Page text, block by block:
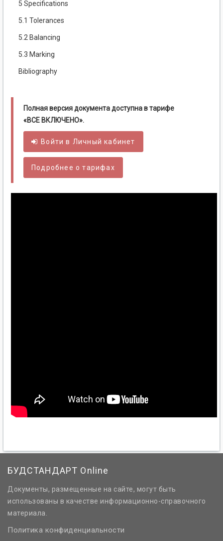
5 Specifications
5.1 Tolerances
5.2 Balancing
5.3 Marking
Bibliography
Полная версия документа доступна в тарифе
«ВСЕ ВКЛЮЧЕНО».
Войти в Личный кабинет
Подробнее о тарифах
БУДСТАНДАРТ Online
Документы, размещенные на сайте, могут быть
использованы в качестве информационно-справочного
материала.
Политика конфиденциальности